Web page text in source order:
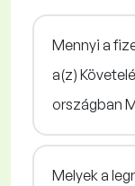
Mennyi a
a(z)
országban
Melyek a